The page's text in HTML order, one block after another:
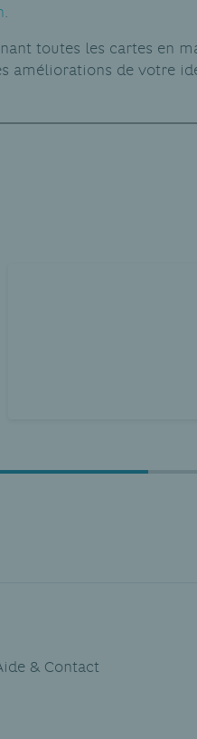
toutes les cartes en
améliorations de votre
& Contact